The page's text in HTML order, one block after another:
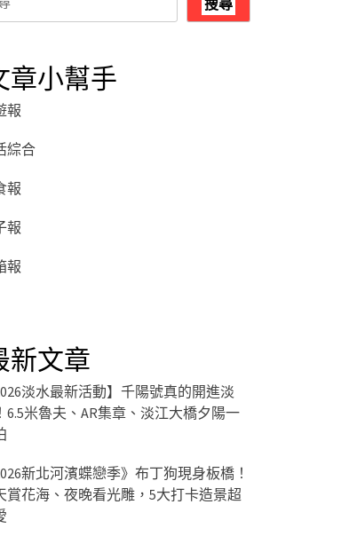
搜尋
章小幫手
報
綜合
報
報
報
新文章
淡水最新活動】千陽號真的開進淡
6.5米魯夫、AR集章、淡江大橋夕陽一
新北河濱蝶戀季》布丁狗現身板橋！
賞花海、夜晚看光雕，5大打卡造景超